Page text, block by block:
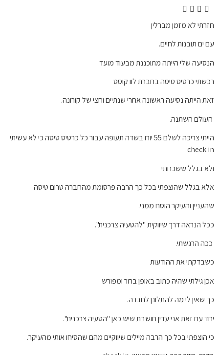
חזרתי לא מזמן מברלין
עם ים תובנות לחיים.
הנסיעה שלי הייתה מתוכננת מבעוד מועד
רכשתי כרטיס טיסה בחברת לוו קוסט
זאת הייתה נסיעה ראשונה אחרי שנתיים וחצי של קורונה.
העולם השתנה.
הייתי צריכה לשלם 55 יורו בשדה תעופה עבור כל כרטיס טיסה כי לא עשיתי
check in
ולא בגלל ששכחתי
אלא בגלל שהוצפתי בכל כך הרבה פרסומת מהחברה טרום טיסה
שהעניין והעיקר הוסח ממני.
ככל הנראה דרך שיווקית "להטעיה צרכנית".
ככה הרגשתי.
כשבדקתי את ההודעות
אכן גילתי שהיה כתוב באופן ברור ומפורש
כך שאין לי מה להתלונן לחברה.
יחד עם זאת אני עדין חושבת שיש כאן "הטעיה צרכנית".
כי הוצפתי בכל כך הרבה מיילים שיווקיים מהם שהסיחו אותי מהעיקר.